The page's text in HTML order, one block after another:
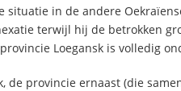
situatie in de andere
terwijl hij de betrokken
Loegansk is volledig
de provincie ernaast (die